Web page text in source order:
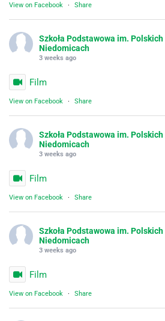
View on Facebook · Share
Szkoła Podstawowa im.
Niedomicach
3 weeks ago
Film
View on Facebook · Share
Szkoła Podstawowa im.
Niedomicach
3 weeks ago
Film
View on Facebook · Share
Szkoła Podstawowa im.
Niedomicach
3 weeks ago
Film
View on Facebook · Share